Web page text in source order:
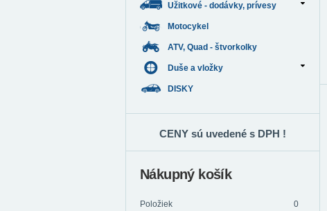
Užitkové - dodávky, prívesy
Motocykel
ATV, Quad - štvorkolky
Duše a vložky
DISKY
CENY sú uvedené s DPH !
Nákupný košík
Položiek 0